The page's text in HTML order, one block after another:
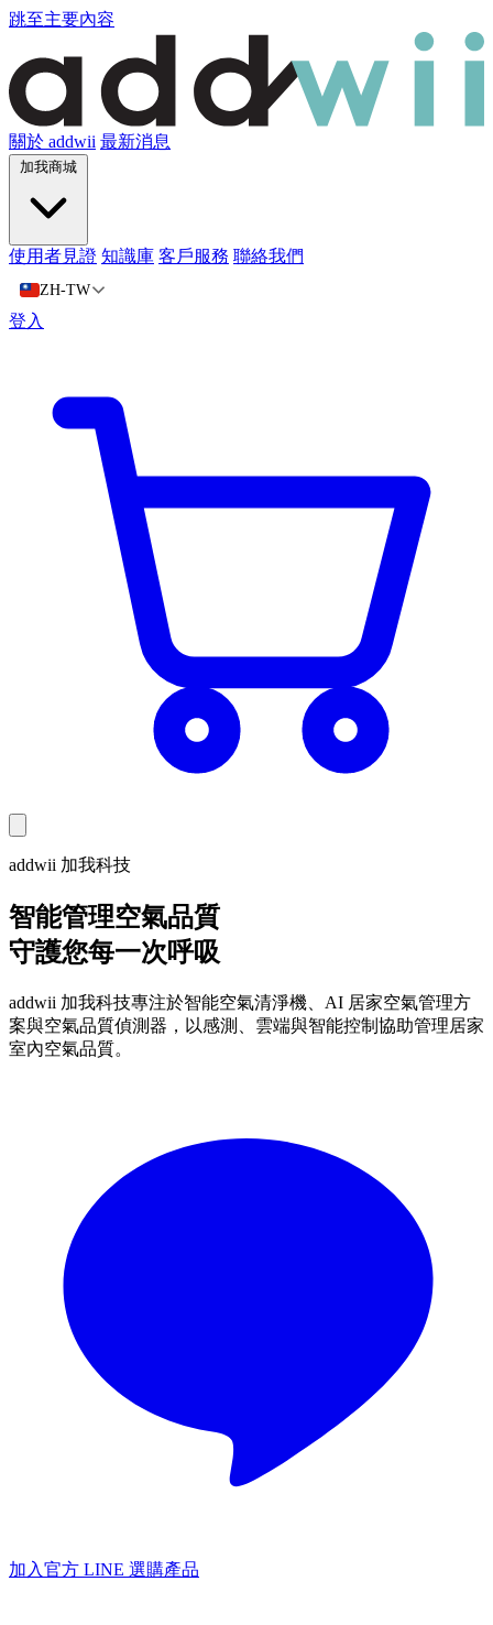
跳至主要內容
關於 addwii 最新消息
加我商城
使用者見證 知識庫 客戶服務 聯絡我們
ZH-TW
登入
addwii 加我科技
智能管理空氣品質
守護您每一次呼吸
addwii 加我科技專注於智能空氣清淨機、AI 居家空氣管理方
案與空氣品質偵測器，以感測、雲端與智能控制協助管理居家
室內空氣品質。
加入官方 LINE 選購產品